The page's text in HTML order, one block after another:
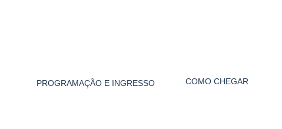
PROGRAMAÇÃO E INGRESSO COMO CHEGAR